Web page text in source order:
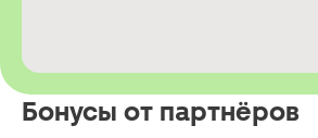
Бонусы от партнёров